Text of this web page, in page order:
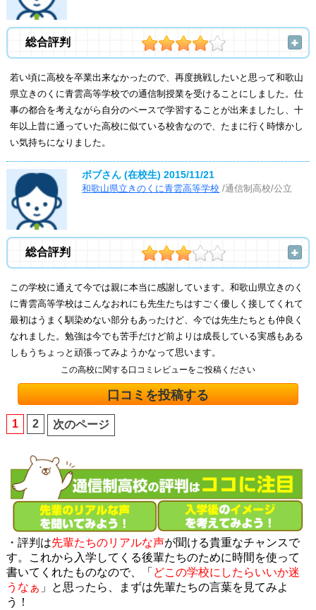
総合評判
若い頃に高校を卒業出来なかったので、再度挑戦したいと思って和歌山
県立きのくに青雲高等学校での通信制授業を受けることにしました。仕
事の都合を考えながら自分のペースで学習することが出来ましたし、十
年以上昔に通っていた高校に似ている校舎なので、たまに行く時懐かし
い気持ちになりました。
ボブさん (在校生)2015/11/21
和歌山県立きのくに青雲高等学校 /通信制高校/公立
総合評判
この学校に通えて今では親に本当に感謝しています。和歌山県立きのく
に青雲高等学校はこんなおれにも先生たちはすごく優しく接してくれて
最初はうまく馴染めない部分もあったけど、今では先生たちとも仲良く
なれました。勉強は今でも苦手だけど前よりは成長している実感もある
しもうちょっと頑張ってみようかなって思います。
この高校に関する口コミレビューをご投稿ください
口コミを投稿する
1 2 次のページ
・評判は先輩たちのリアルな声が聞ける貴重なチャンスで
す。これから入学してくる後輩たちのために時間を使って
書いてくれたものなので、「 どこの学校にしたらいいか迷
うなぁ 」と思ったら、まずは先輩たちの言葉を見てみよ
う！